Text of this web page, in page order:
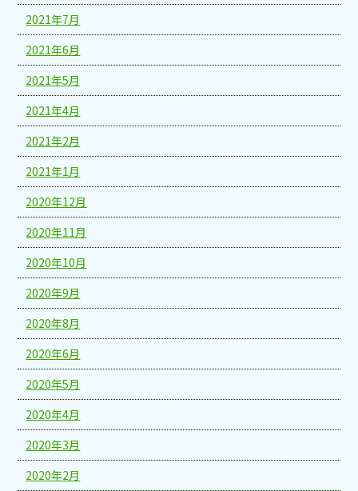
2021年7月
2021年6月
2021年5月
2021年4月
2021年2月
2021年1月
2020年12月
2020年11月
2020年10月
2020年9月
2020年8月
2020年6月
2020年5月
2020年4月
2020年3月
2020年2月